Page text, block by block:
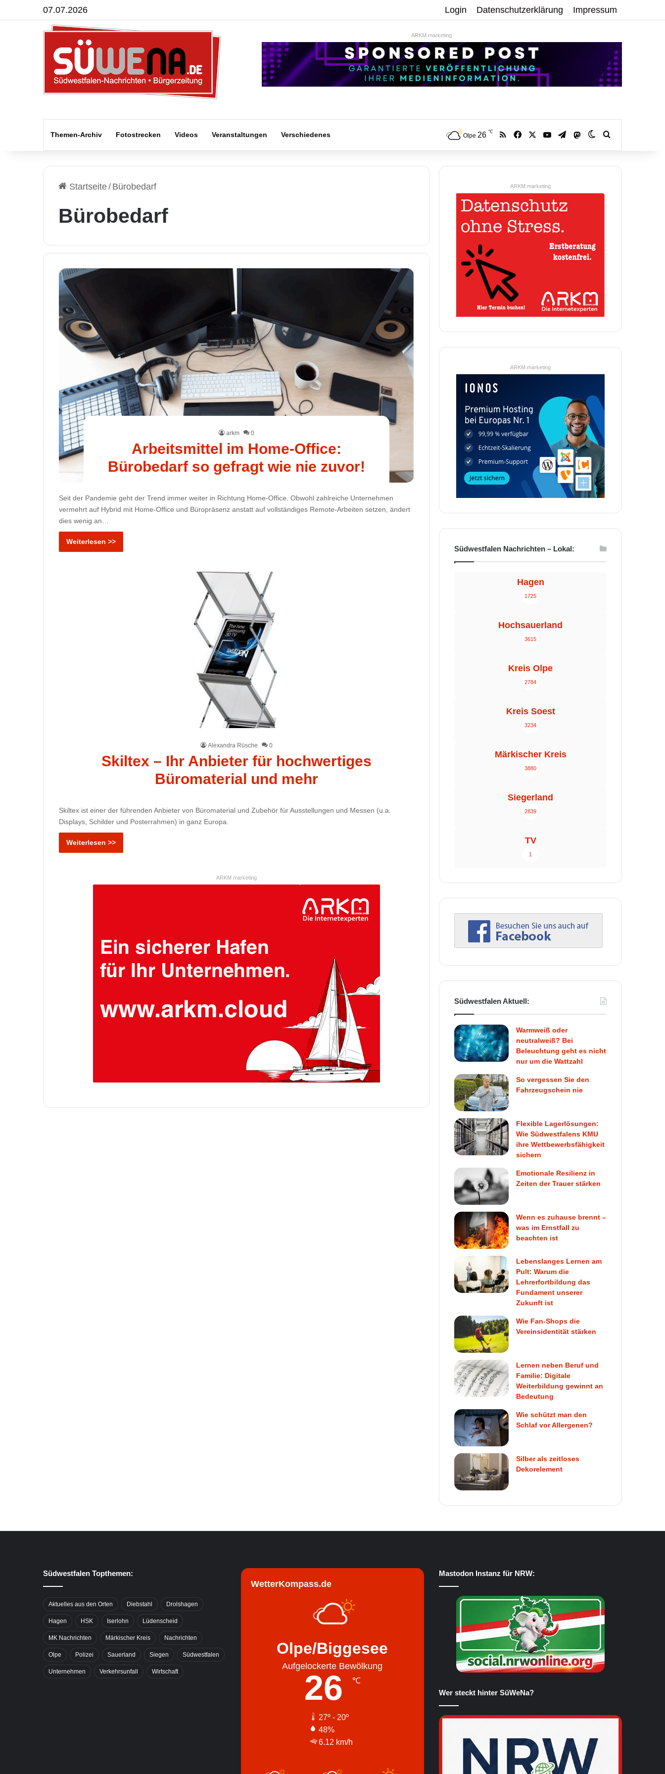
07.07.2026 Login Datenschutzerklärung Impressum
ARKM.marketing
Themen-Archiv Fotostrecken Videos Veranstaltungen Verschiedenes Olpe 26 ℃ RSS Facebook YouTubeTelegramMastodonSkin umschalten
Startseite/ Bürobedarf
Bürobedarf
arkm 0
Arbeitsmittel im Home-Office:
Bürobedarf so gefragt wie nie zuvor!
Seit der Pandemie geht der Trend immer weiter in Richtung Home-Office. Obwohl zahlreiche Unternehmen
vermehrt auf Hybrid mit Home-Office und Büropräsenz anstatt auf vollständiges Remote-Arbeiten setzen, ändert
dies wenig an…
Weiterlesen >>
Alexandra Rüsche 0
Skiltex – Ihr Anbieter für hochwertiges
Büromaterial und mehr
Skiltex ist einer der führenden Anbieter von Büromaterial und Zubehör für Ausstellungen und Messen (u.a.
Displays, Schilder und Posterrahmen) in ganz Europa.
Weiterlesen >>
ARKM.marketing
ARKM.marketing
ARKM.marketing
Südwestfalen Nachrichten – Lokal:
Hagen
1725
Hochsauerland
3615
Kreis Olpe
2784
Kreis Soest
3234
Märkischer Kreis
3880
Siegerland
2839
TV
1
Südwestfalen Aktuell:
Warmweiß oder
neutralweiß? Bei
Beleuchtung geht es nicht
nur um die Wattzahl
So vergessen Sie den
Fahrzeugschein nie
Flexible Lagerlösungen:
Wie Südwestfalens KMU
ihre Wettbewerbsfähigkeit
sichern
Emotionale Resilienz in
Zeiten der Trauer stärken
Wenn es zuhause brennt –
was im Ernstfall zu
beachten ist
Lebenslanges Lernen am
Pult: Warum die
Lehrerfortbildung das
Fundament unserer
Zukunft ist
Wie Fan-Shops die
Vereinsidentität stärken
Lernen neben Beruf und
Familie: Digitale
Weiterbildung gewinnt an
Bedeutung
Wie schützt man den
Schlaf vor Allergenen?
Silber als zeitloses
Dekorelement
Südwestfalen Topthemen:
Aktuelles aus den Orten Diebstahl Drolshagen
Hagen HSK Iserlohn Lüdenscheid
MK Nachrichten Märkischer Kreis Nachrichten
Olpe Polizei Sauerland Siegen Südwestfalen
Unternehmen Verkehrsunfall Wirtschaft
WetterKompass.de
Olpe/Biggesee
Aufgelockerte Bewölkung
26 ℃
27º - 20º
48%
6.12 km/h
Mastodon Instanz für NRW:
Wer steckt hinter SüWeNa?